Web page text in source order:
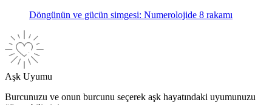
Döngünün ve gücün simgesi: Numerolojide 8 rakamı
Aşk Uyumu
Burcunuzu ve onun burcunu seçerek aşk hayatındaki uyumunuzu